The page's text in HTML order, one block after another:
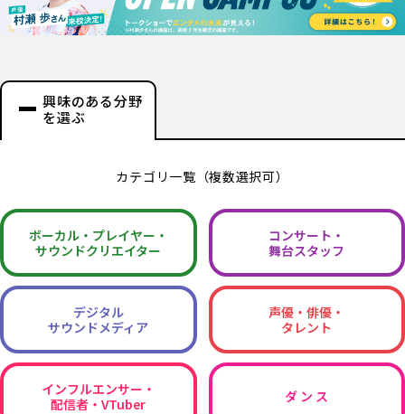
興味のある分野
を選ぶ
カテゴリ一覧（複数選択可）
ボーカル・ プレイヤー・
サウンドクリエイター
コンサート・
舞台スタッフ
デジタル
サウンドメディア
声優・俳優・
タレント
インフルエンサー・
配信者・VTuber
ダ ン ス